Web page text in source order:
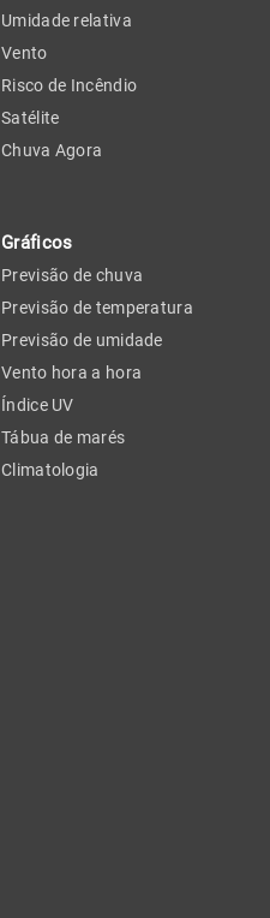
Umidade relativa
Vento
Risco de Incêndio
Satélite
Chuva Agora
Gráficos
Previsão de chuva
Previsão de temperatura
Previsão de umidade
Vento hora a hora
Índice UV
Tábua de marés
Climatologia